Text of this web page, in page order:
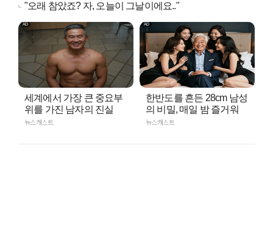
"오래 참았죠? 자, 오늘이 그날이에요.."
세계에서 가장 큰 중요부
위를 가진 남자의 진실
뉴스캐스트
한반도를 흔든 28cm 남성
의 비밀, 매일 밤 즐거워
뉴스캐스트